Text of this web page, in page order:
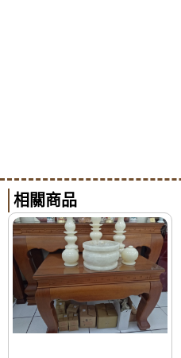
相關商品